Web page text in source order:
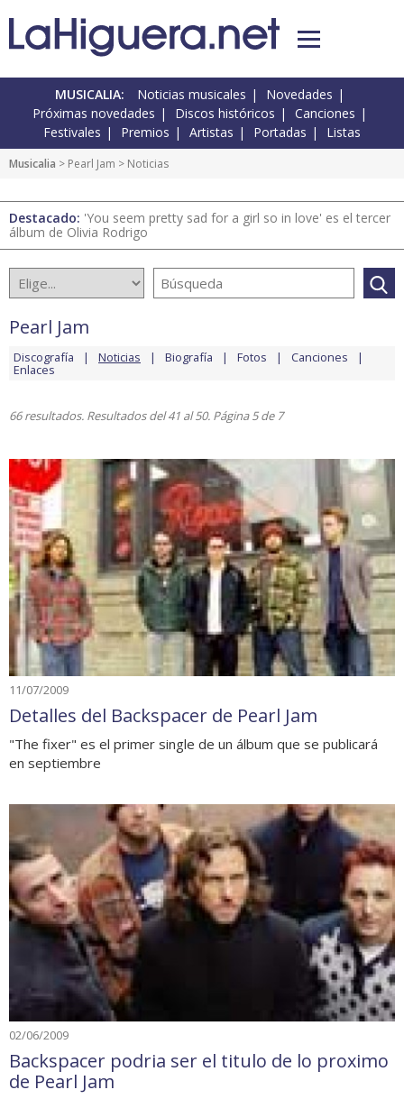
MUSICALIA: Noticias musicales
Novedades
Próximas novedades
Discos históricos
Canciones
Festivales
Premios Artistas Portadas Listas
Musicalia > Pearl Jam > Noticias
Destacado: 'You seem pretty sad for a girl so in love' es el tercer
álbum de Olivia Rodrigo
Pearl Jam
Discografía Noticias Biografía Fotos Canciones
Enlaces
66 resultados. Resultados del 41 al 50. Página 5 de 7
11/07/2009
Detalles del Backspacer de Pearl Jam
"The fixer" es el primer single de un álbum que se publicará
en septiembre
02/06/2009
Backspacer podria ser el titulo de lo proximo
de Pearl Jam